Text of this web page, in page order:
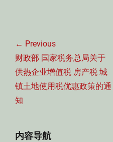
章
导
航
← Previous
Previous
post:
财政部 国家税务总局关于
供热企业增值税 房产税 城
镇土地使用税优惠政策的通
知
内容导航